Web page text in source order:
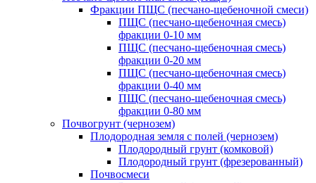
Фракции ПЩС (песчано-щебеночной смеси)
ПЩС (песчано-щебеночная смесь)
фракции 0-10 мм
ПЩС (песчано-щебеночная смесь)
фракции 0-20 мм
ПЩС (песчано-щебеночная смесь)
фракции 0-40 мм
ПЩС (песчано-щебеночная смесь)
фракции 0-80 мм
Почвогрунт (чернозем)
Плодородная земля с полей (чернозем)
Плодородный грунт (комковой)
Плодородный грунт (фрезерованный)
Почвосмеси